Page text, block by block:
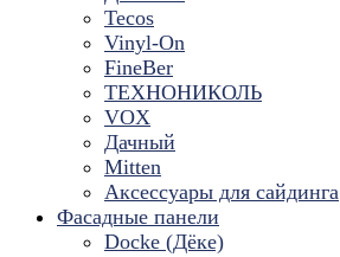
Tecos
Vinyl-On
FineBer
ТЕХНОНИКОЛЬ
VOX
Дачный
Mitten
Аксессуары для сайдинга
Фасадные панели
Docke (Дёке)